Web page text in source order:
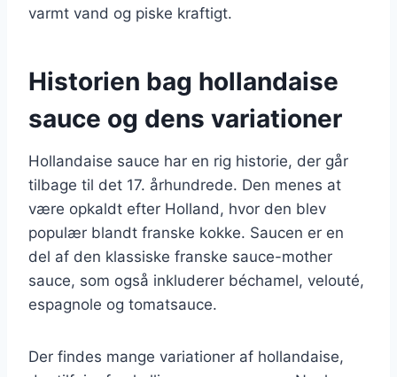
varmt vand og piske kraftigt.
Historien bag hollandaise
sauce og dens variationer
Hollandaise sauce har en rig historie, der går
tilbage til det 17. århundrede. Den menes at
være opkaldt efter Holland, hvor den blev
populær blandt franske kokke. Saucen er en
del af den klassiske franske sauce-mother
sauce, som også inkluderer béchamel, velouté,
espagnole og tomatsauce.
Der findes mange variationer af hollandaise,